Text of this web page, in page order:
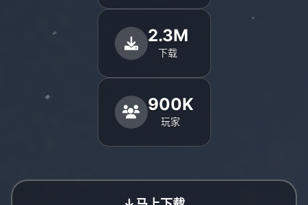
2.3M
下载
900K
玩家